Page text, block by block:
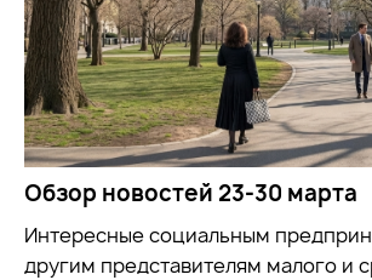
Обзор новостей 23-30 марта
Интересные социальным
другим представителям малого и